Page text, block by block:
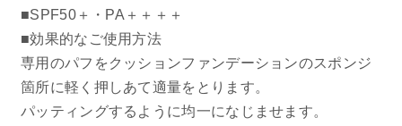
■SPF50＋・PA＋＋＋＋
■効果的なご使用方法
専用のパフをクッションファンデーションのスポンジ
箇所に軽く押しあて適量をとります。
パッティングするように均一になじませます。